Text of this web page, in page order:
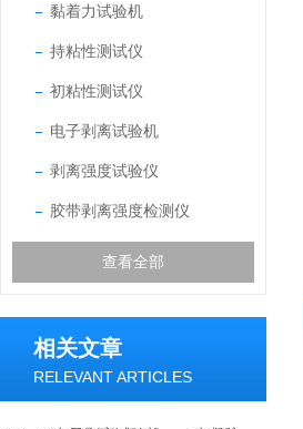
黏着力试验机
持粘性测试仪
初粘性测试仪
电子剥离试验机
剥离强度试验仪
胶带剥离强度检测仪
查看全部
相关文章
RELEVANT ARTICLES